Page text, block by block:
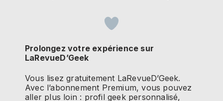
Prolongez votre expérience sur
LaRevueD’Geek
Vous lisez gratuitement LaRevueD’Geek.
Avec l’abonnement Premium, vous pouvez
aller plus loin : profil geek personnalisé,